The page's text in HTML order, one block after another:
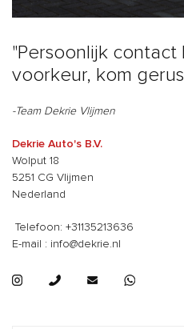
"Persoonlijk
voorkeur, kom
-Team Dekrie Vlijmen
Dekrie Auto's B.V.
Wolput 18
5251 CG Vlijmen
Nederland
Telefoon: +31135213636
E-mail : info@dekrie.nl